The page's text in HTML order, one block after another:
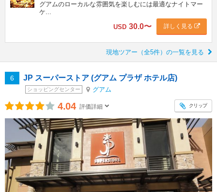
グアムのローカルな雰囲気を楽しむには最適なナイトマー
ケ...
USD 30.0〜 詳しく見る
現地ツアー（全5件）の一覧を見る
6 JP スーパーストア (グアム プラザ ホテル店)
ショッピングセンター グアム
4.04 評価詳細 クリップ